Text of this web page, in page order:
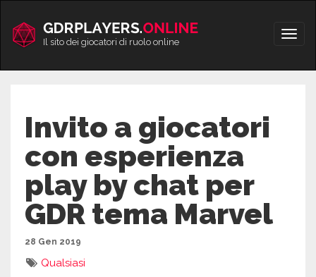
contenuto
Apri/
Il sito dei giocatori di ruolo online
Invito a giocatori
con esperienza
play by chat per
GDR tema Marvel
28 Gen 2019
Qualsiasi